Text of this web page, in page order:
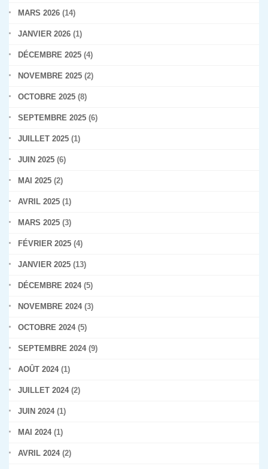
MARS 2026 (14)
JANVIER 2026 (1)
DÉCEMBRE 2025 (4)
NOVEMBRE 2025 (2)
OCTOBRE 2025 (8)
SEPTEMBRE 2025 (6)
JUILLET 2025 (1)
JUIN 2025 (6)
MAI 2025 (2)
AVRIL 2025 (1)
MARS 2025 (3)
FÉVRIER 2025 (4)
JANVIER 2025 (13)
DÉCEMBRE 2024(5)
NOVEMBRE 2024(3)
OCTOBRE 2024(5)
SEPTEMBRE 2024(9)
AOÛT 2024(1)
JUILLET 2024(2)
JUIN 2024(1)
MAI 2024(1)
AVRIL 2024(2)